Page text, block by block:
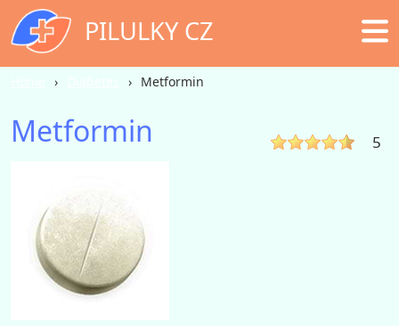
PILULKY CZ
Metformin
Metformin 5